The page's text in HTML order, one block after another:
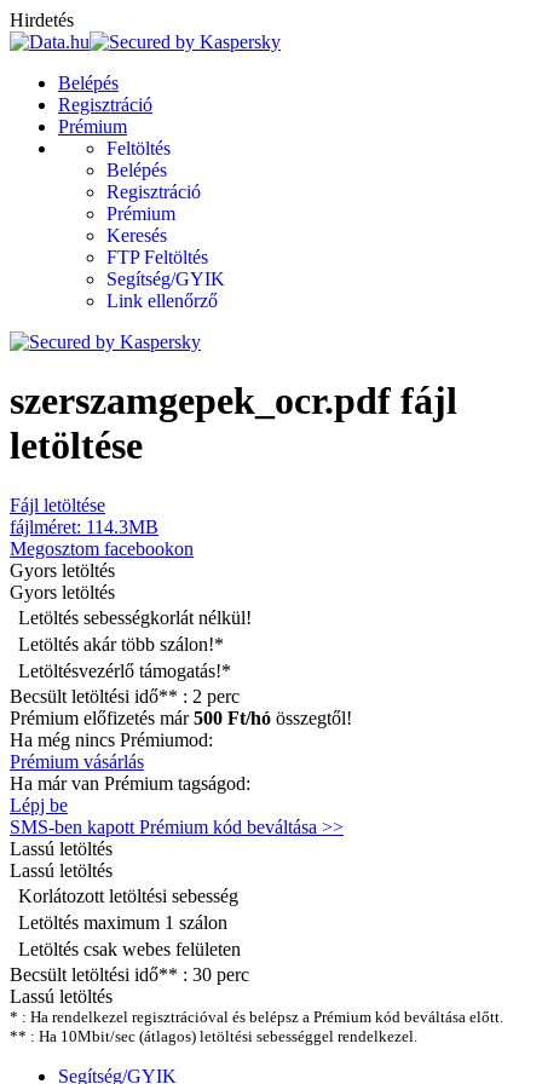
Hirdetés
Belépés
Regisztráció
Prémium
Feltöltés
Belépés
Regisztráció
Prémium
Keresés
FTP Feltöltés
Segítség/GYIK
Link ellenőrző
szerszamgepek_ocr.pdf fájl
letöltése
Fájl letöltése
fájlméret: 114.3MB
Megosztom facebookon
Gyors letöltés
Gyors letöltés
Letöltés sebességkorlát nélkül!
Letöltés akár több szálon!*
Letöltésvezérlő támogatás!*
Becsült letöltési idő** : 2 perc
Prémium előfizetés már500 Ft/hó összegtől!
Ha még nincs Prémiumod:
Prémium vásárlás
Ha már van Prémium tagságod:
Lépj be
SMS-ben kapott Prémium kód beváltása >>
Lassú letöltés
Lassú letöltés
Korlátozott letöltési sebesség
Letöltés maximum 1 szálon
Letöltés csak webes felületen
Becsült letöltési idő** : 30 perc
Lassú letöltés
* : Ha rendelkezel regisztrációval és belépsz a Prémium kód beváltása előtt.
** : Ha 10Mbit/sec (átlagos) letöltési sebességgel rendelkezel.
Segítség/GYIK